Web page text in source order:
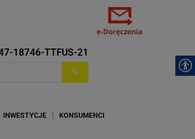
18746-TTFUS-21
INWESTYCJE KONSUMENCI